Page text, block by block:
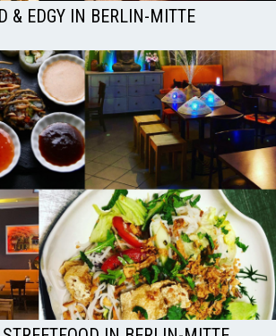
& EDGY IN BERLIN-MITTE